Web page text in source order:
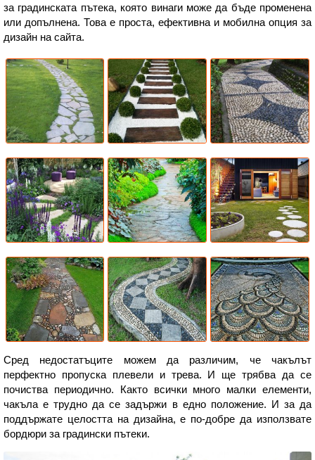
за градинската пътека, която винаги може да бъде променена
или допълнена. Това е проста, ефективна и мобилна опция за
дизайн на сайта.
Сред недостатъците можем да различим, че чакълът
перфектно пропуска плевели и трева. И ще трябва да се
почиства периодично. Както всички много малки елементи,
чакъла е трудно да се задържи в едно положение. И за да
поддържате целостта на дизайна, е по-добре да използвате
бордюри за градински пътеки.